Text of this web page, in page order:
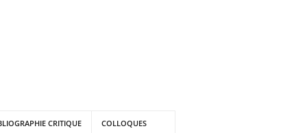
CRITIQUE COLLOQUES